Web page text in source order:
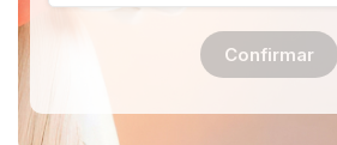
Confirmar